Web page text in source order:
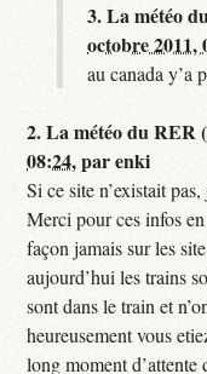
3.La météo
octobre 2011,
au canada y’a
2.La météo du RER
08:24,parenki
Si ce site n’existait
Merci pour ces infos
façon jamais sur les
aujourd’hui les trains
sont dans le train et
heureusement vous
long moment d’attente